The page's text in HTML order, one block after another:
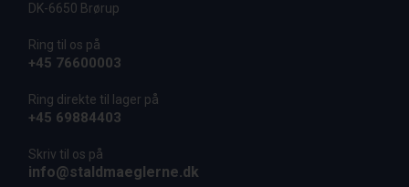
DK-6650 Brørup
Ring til os på
+45 76600003
Ring direkte til lager på
+45 69884403
Skriv til os på
info@staldmaeglerne.dk